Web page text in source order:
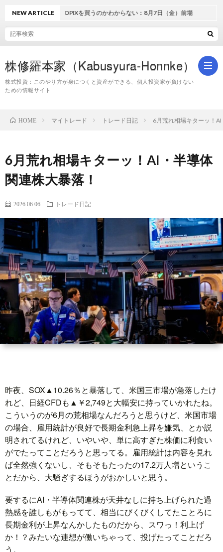
株修羅本家（Kabusyura-Honnke）
株式投資：このやり方が身につくと資産ができる、個人投資家が負けない
ための情報サイト
株
世
界
情
ト
レ
ー
ド
放
言
自
動
小
NEW ARTICLE
どうしてTOPIXを買うのかわからない：8月7日（金）前場
HOME マイトレード トレード日記 6月荒れ相場キターッ！
6月荒れ相場キターッ！AI・半導体
関連株大暴落！
2026.06.06 トレード日記
昨夜、SOX▲10.26％と暴落して、米国三市場が急落したけ
れど、日経CFDも▲￥2,749と大幅安に持っていかれたね。
こういうのが6月の荒相場なんだろうと思うけど、米国市場
の場合、雇用統計が良好で長期金利急上昇を嫌気、とか説
明されてるけれど、いやいや、単に高すぎた株価に利食い
がでたってことだろうと思ってる。雇用統計は内容を見れ
ば全然強くないし、そもそもたったの17.2万人増というこ
とだから、大騒ぎするほうがおかしいと思う。
要するにAI・半導体関連株が天井なしに持ち上げられた過
熱感を誰しもがもってて、相当にびくびくしてたことろに
長期金利が上昇なんかしたものだから、スワっ！利上げ
か！？みたいな連想が働いちゃって、投げたってことだろ
う。